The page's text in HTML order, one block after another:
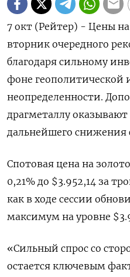
7 окт (Рейтер) - Цены
вторник очередного
благодаря сильному
фоне геополитической
неопределенности.
драгметаллу
дальнейшего снижения
Спотовая цена на
0,21% до $3.952,14​ за
как в ходе сессии
максимум на уровне
«Сильный спрос со
остается ключевым